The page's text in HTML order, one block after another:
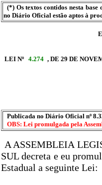
(*) Os textos contidos nesta
no Diário Oficial estão aptos à
LEI Nº 4.274 , DE 29 DE
Publicada no Diário Oficial nº
OBS: Lei promulgada pela
A ASSEMBLEIA
SUL decreta e eu
Estadual a seguinte Lei: